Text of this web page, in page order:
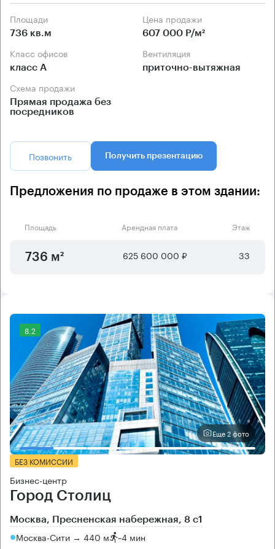
Площади
736 кв.м
Цена продажи
607 000 Р/м²
Класс офисов
класс А
Вентиляция
приточно-вытяжная
Схема продажи
Прямая продажа без
посредников
Позвонить Получить презентацию
Предложения по продаже в этом здании:
Площадь Арендная плата Этаж
736 м² 625 600 000 ₽ 33
8.2
Еще 2 фото
БЕЗ КОМИССИИ
Бизнес-центр
Город Столиц
Москва, Пресненская набережная, 8 с1
Москва-Сити → 440 м ~4 мин